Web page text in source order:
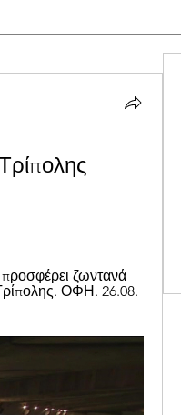
ζωντανά
ΟΦΗ. 26.08.